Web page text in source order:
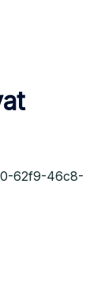
62f9-46c8-